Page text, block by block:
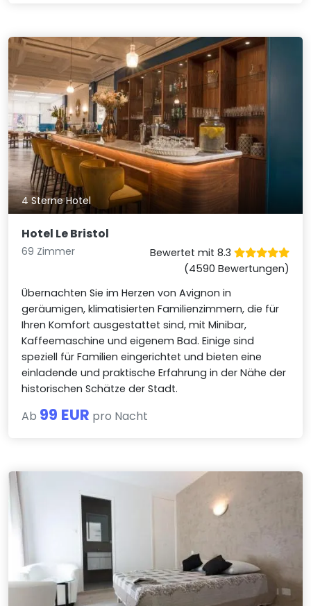
4 Sterne Hotel
Hotel Le Bristol
69 Zimmer
Bewertet mit 8.3
(4590 Bewertungen)
Übernachten Sie im Herzen von Avignon in
geräumigen, klimatisierten Familienzimmern, die für
Ihren Komfort ausgestattet sind, mit Minibar,
Kaffeemaschine und eigenem Bad. Einige sind
speziell für Familien eingerichtet und bieten eine
einladende und praktische Erfahrung in der Nähe der
historischen Schätze der Stadt.
Ab 99 EUR pro Nacht